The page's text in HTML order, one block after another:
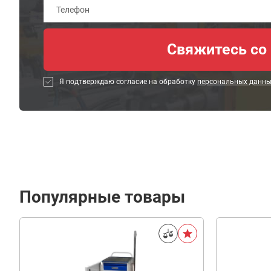
Я подтверждаю согласие на обработку персональных
Популярные товары